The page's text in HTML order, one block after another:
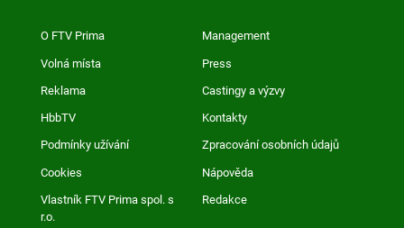
O FTV Prima Management
Volná místa Press
Reklama Castingy a výzvy
HbbTV Kontakty
Podmínky užívání Zpracování osobních údajů
Cookies Nápověda
Vlastník FTV Prima spol. s
r.o.
Redakce